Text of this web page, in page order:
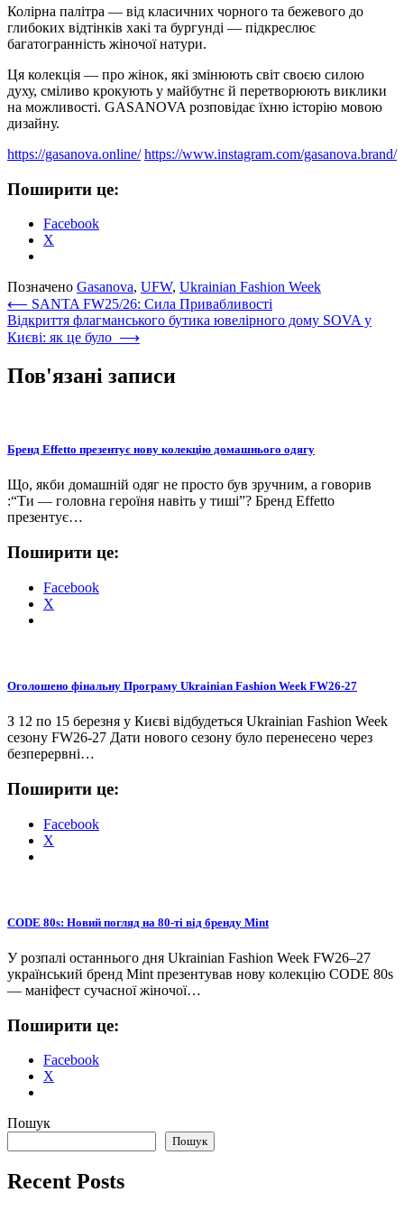
Колірна палітра — від класичних чорного та бежевого до
глибоких відтінків хакі та бургунді — підкреслює
багатогранність жіночої натури.
Ця колекція — про жінок, які змінюють світ своєю силою
духу, сміливо крокують у майбутнє й перетворюють виклики
на можливості. GASANOVA розповідає їхню історію мовою
дизайну.
https://gasanova.online/ https://www.instagram.com/gasanova.brand/
Поширити це:
Facebook
X
Позначено Gasanova, UFW, Ukrainian Fashion Week
Навігація
записів
⟵ SANTA FW25/26: Сила Привабливості
Відкриття флагманського бутика ювелірного дому SOVA у
Києві: як це було ⟶
Пов'язані записи
Бренд Effetto презентує нову колекцію домашнього одягу
Що, якби домашній одяг не просто був зручним, а говорив
:“Ти — головна героїня навіть у тиші”? Бренд Effetto
презентує…
Поширити це:
Facebook
X
Оголошено фінальну Програму Ukrainian Fashion Week FW26-27
З 12 по 15 березня у Києві відбудеться Ukrainian Fashion Week
сезону FW26-27 Дати нового сезону було перенесено через
безперервні…
Поширити це:
Facebook
X
CODE 80s: Новий погляд на 80-ті від бренду Mint
У розпалі останнього дня Ukrainian Fashion Week FW26–27
український бренд Mint презентував нову колекцію CODE 80s
— маніфест сучасної жіночої…
Поширити це:
Facebook
X
Пошук
Пошук
Recent Posts